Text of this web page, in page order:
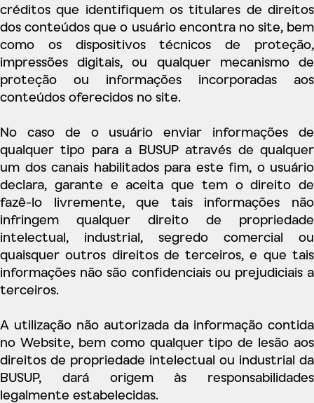
créditos que identifiquem os titulares de direitos
dos conteúdos que o usuário encontra no site, bem
como os dispositivos técnicos de proteção,
impressões digitais, ou qualquer mecanismo de
proteção ou informações incorporadas aos
conteúdos oferecidos no site.
No caso de o usuário enviar informações de
qualquer tipo para a BUSUP através de qualquer
um dos canais habilitados para este fim, o usuário
declara, garante e aceita que tem o direito de
fazê-lo livremente, que tais informações não
infringem qualquer direito de propriedade
intelectual, industrial, segredo comercial ou
quaisquer outros direitos de terceiros, e que tais
informações não são confidenciais ou prejudiciais a
terceiros.
A utilização não autorizada da informação contida
no Website, bem como qualquer tipo de lesão aos
direitos de propriedade intelectual ou industrial da
BUSUP, dará origem às responsabilidades
legalmente estabelecidas.